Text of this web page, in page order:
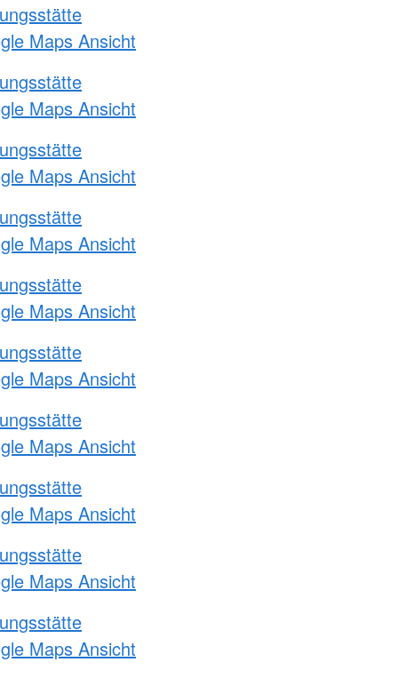
Maps Ansicht
Maps Ansicht
Maps Ansicht
Maps Ansicht
Maps Ansicht
Maps Ansicht
Maps Ansicht
Maps Ansicht
Maps Ansicht
Maps Ansicht